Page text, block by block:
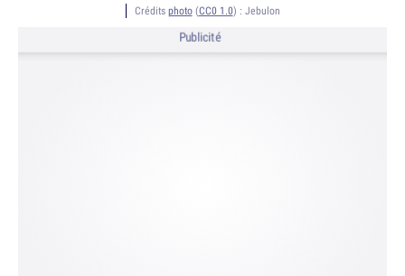
Crédits photo(CC0 1.0) : Jebulon
Publicité